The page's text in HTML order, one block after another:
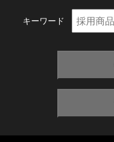
キーワード